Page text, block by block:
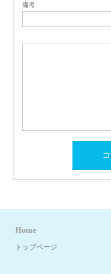
備考
Home
トップページ